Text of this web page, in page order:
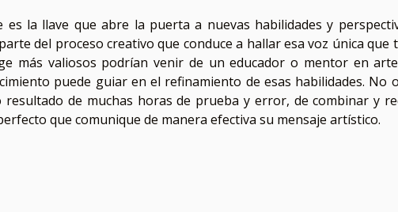
es la llave que abre la puerta a nuevas habilidades y
del proceso creativo que conduce a hallar esa voz única que
más valiosos podrían venir de un educador o mentor en
puede guiar en el refinamiento de esas habilidades. No
de muchas horas de prueba y error, de combinar y
que comunique de manera efectiva su mensaje artístico.